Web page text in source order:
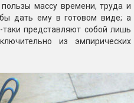
массу времени, труда и
дать ему в готовом виде; а
представляют собой лишь
из эмпирических